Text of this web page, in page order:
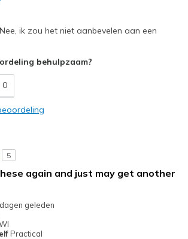
walking
Nee, ik zou het niet aanbevelen aan een
behulpzaam?
0
5
again and just may get another
geleden
Practical